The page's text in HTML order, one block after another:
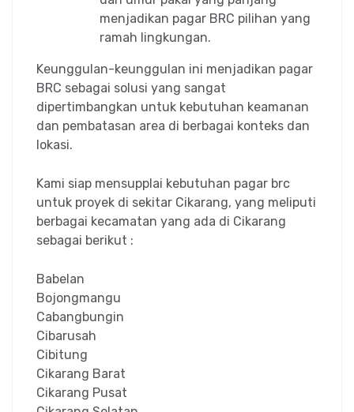
menjadikan pagar BRC pilihan yang
ramah lingkungan.
Keunggulan-keunggulan ini menjadikan pagar
BRC sebagai solusi yang sangat
dipertimbangkan untuk kebutuhan keamanan
dan pembatasan area di berbagai konteks dan
lokasi.
Kami siap mensupplai kebutuhan pagar brc
untuk proyek di sekitar Cikarang, yang meliputi
berbagai kecamatan yang ada di Cikarang
sebagai berikut :
Babelan
Bojongmangu
Cabangbungin
Cibarusah
Cibitung
Cikarang Barat
Cikarang Pusat